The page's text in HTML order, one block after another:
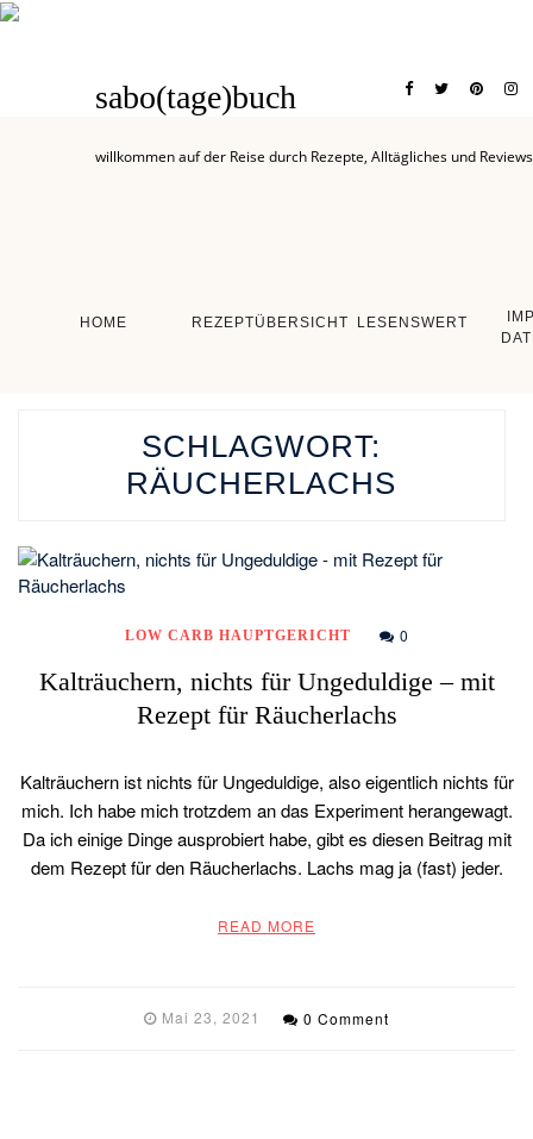
sabo(tage)buch
willkommen auf der Reise durch Rezepte, Alltägliches und Reviews
HOME REZEPTÜBERSICHT LESENSWERT
SCHLAGWORT:
RÄUCHERLACHS
LOW CARB HAUPTGERICHT 0
Kalträuchern, nichts für Ungeduldige – mit
Rezept für Räucherlachs
Kalträuchern ist nichts für Ungeduldige, also eigentlich nichts für
mich. Ich habe mich trotzdem an das Experiment herangewagt.
Da ich einige Dinge ausprobiert habe, gibt es diesen Beitrag mit
dem Rezept für den Räucherlachs. Lachs mag ja (fast) jeder.
READ MORE
Mai 23, 2021 0 Comment